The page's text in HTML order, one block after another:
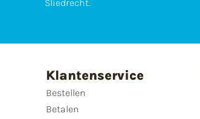
Sliedrecht.
Klantenservice
Bestellen
Betalen